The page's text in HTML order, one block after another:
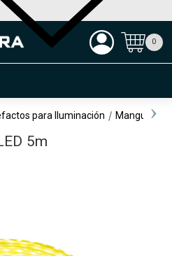
0
para Iluminación Mangueras
5m